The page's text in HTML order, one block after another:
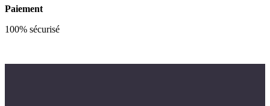
Paiement
100% sécurisé